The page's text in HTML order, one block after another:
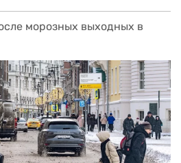
морозных выходных в